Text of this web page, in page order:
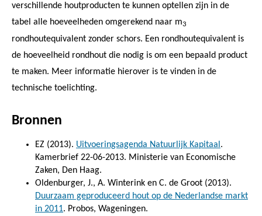
verschillende houtproducten te kunnen optellen zijn in de
tabel alle hoeveelheden omgerekend naar m3
rondhoutequivalent zonder schors. Een rondhoutequivalent is
de hoeveelheid rondhout die nodig is om een bepaald product
te maken. Meer informatie hierover is te vinden in de
technische toelichting.
Bronnen
EZ (2013). Uitvoeringsagenda Natuurlijk Kapitaal .
Kamerbrief 22-06-2013. Ministerie van Economische
Zaken, Den Haag.
Oldenburger, J., A. Winterink en C. de Groot (2013).
Duurzaam geproduceerd hout op de Nederlandse markt
in 2011. Probos, Wageningen.